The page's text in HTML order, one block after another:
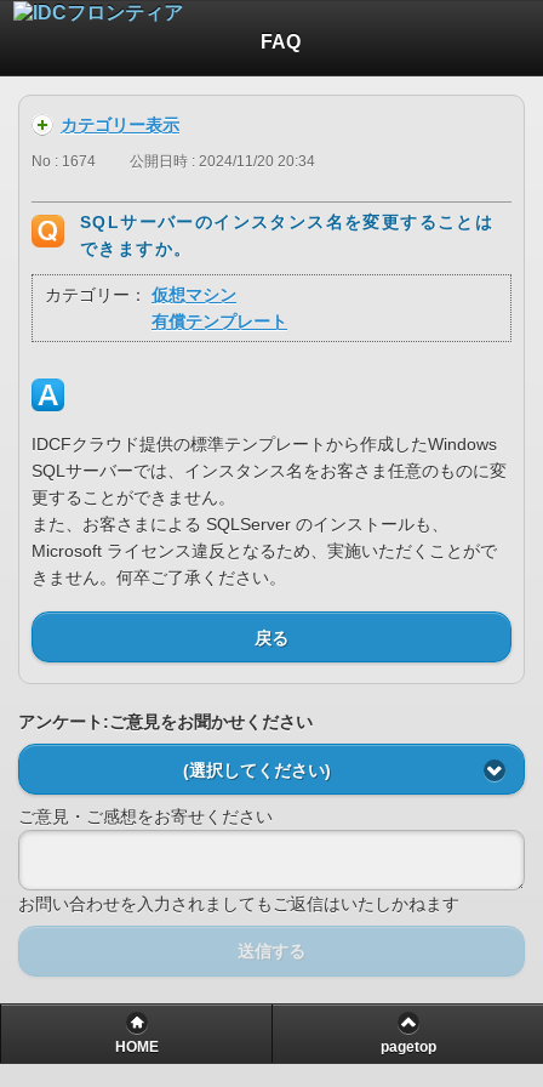
FAQ
カテゴリー表示
No : 1674 公開日時 : 2024/11/20 20:34
SQLサーバーのインスタンス名を変更することは
できますか。
カテゴリー：
仮想マシン
有償テンプレート
IDCFクラウド提供の標準テンプレートから作成したWindows
SQLサーバーでは、インスタンス名をお客さま任意のものに変
更することができません。
また、お客さまによる SQLServer のインストールも、
Microsoft ライセンス違反となるため、実施いただくことがで
きません。何卒ご了承ください。
戻る
アンケート:ご意見をお聞かせください
(選択してください)
ご意見・ご感想をお寄せください
お問い合わせを入力されましてもご返信はいたしかねます
送信する
HOME pagetop